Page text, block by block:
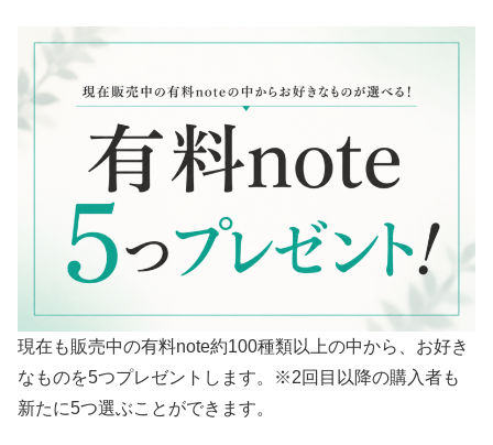
現在も販売中の有料note約100種類以上の中から、お好き
なものを5つプレゼントします。※2回目以降の購入者も
新たに5つ選ぶことができます。